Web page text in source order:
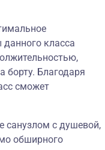
класса
борту. Благодаря
сможет
санузлом с душевой,
обширного